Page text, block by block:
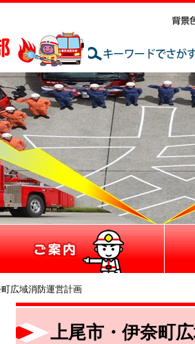
広域消防運営計画
上尾市・伊奈町